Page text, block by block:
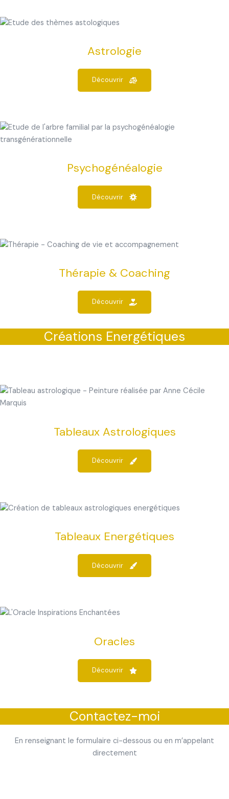
Astrologie
Découvrir
Psychogénéalogie
Découvrir
Thérapie & Coaching
Découvrir
Créations Energétiques
Tableaux Astrologiques
Découvrir
Tableaux Energétiques
Découvrir
Oracles
Découvrir
Contactez-moi
En renseignant le formulaire ci-dessous ou en m’appelant
directement